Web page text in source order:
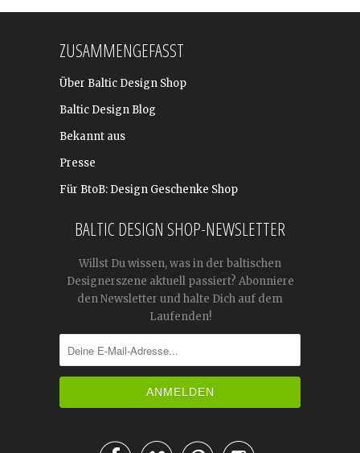
ZUSAMMENGEFASST
Über Baltic Design Shop
Baltic Design Blog
Bekannt aus
Presse
Für BtoB: Design Geschenke Shop
BALTIC DESIGN SHOP-NEWSLETTER
Willst Du wissen, was in der baltischen
Designerszene aktuell passiert? Abonniere
den Newsletter und halte Dich auf dem
Laufenden!